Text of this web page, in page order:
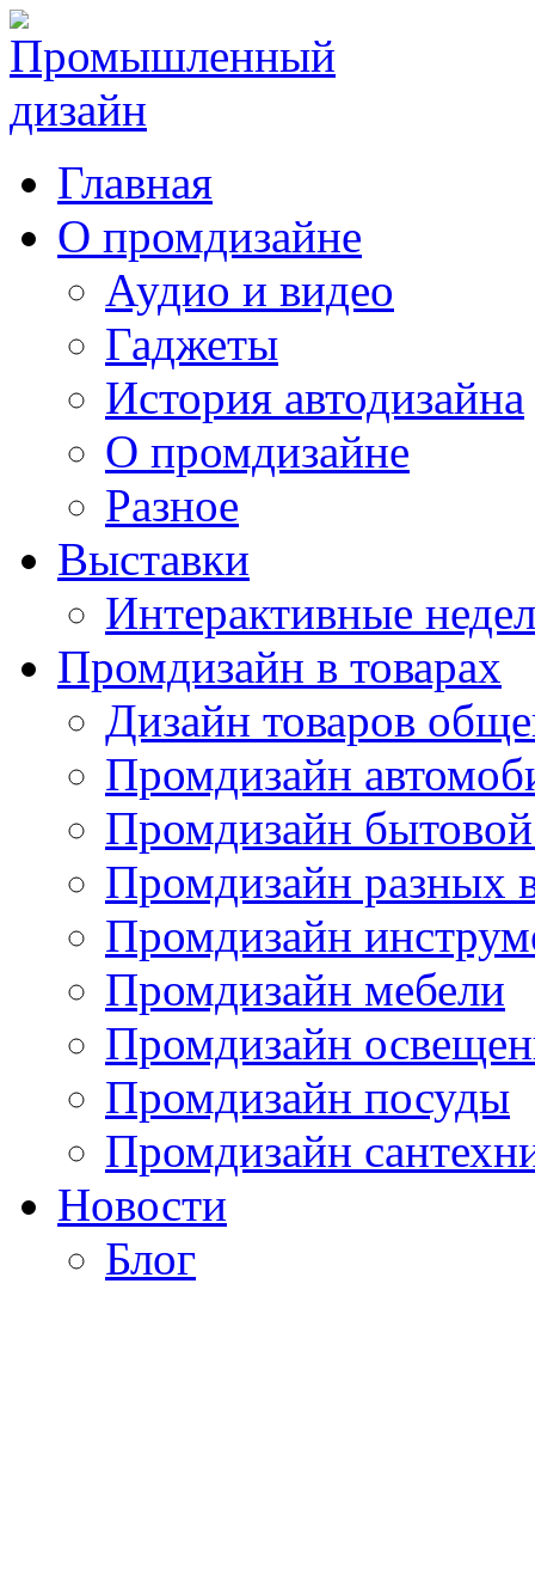
Главная
О промдизайне
Аудио и видео
Гаджеты
История автодизайна
О промдизайне
Разное
Выставки
Интерактивные
Промдизайн в товарах
Дизайн товаров
Промдизайн
Промдизайн
Промдизайн разных
Промдизайн
Промдизайн мебели
Промдизайн
Промдизайн посуды
Промдизайн
Новости
Блог